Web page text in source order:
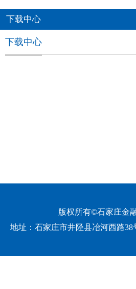
下载中心
下载中心
版权所有©石家庄金
地址： 石家庄市井陉县冶河西路38